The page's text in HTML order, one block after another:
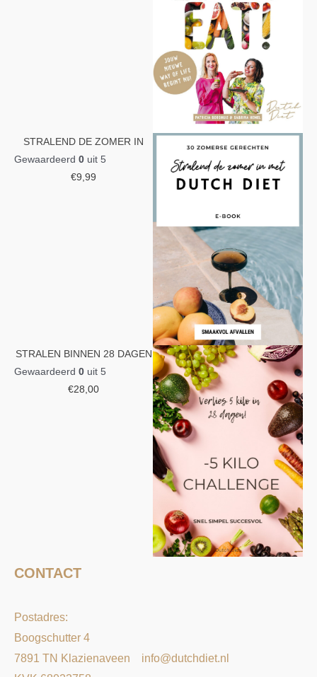
STRALEND DE ZOMER IN
Gewaardeerd 0 uit 5
€9,99
STRALEN BINNEN 28 DAGEN
Gewaardeerd 0 uit 5
€28,00
CONTACT
Postadres:
Boogschutter 4
7891 TN Klazienaveen info@dutchdiet.nl